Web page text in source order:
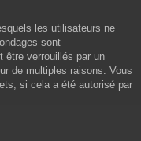
les utilisateurs ne
sont
être verrouillés par un
de multiples raisons. Vous
si cela a été autorisé par